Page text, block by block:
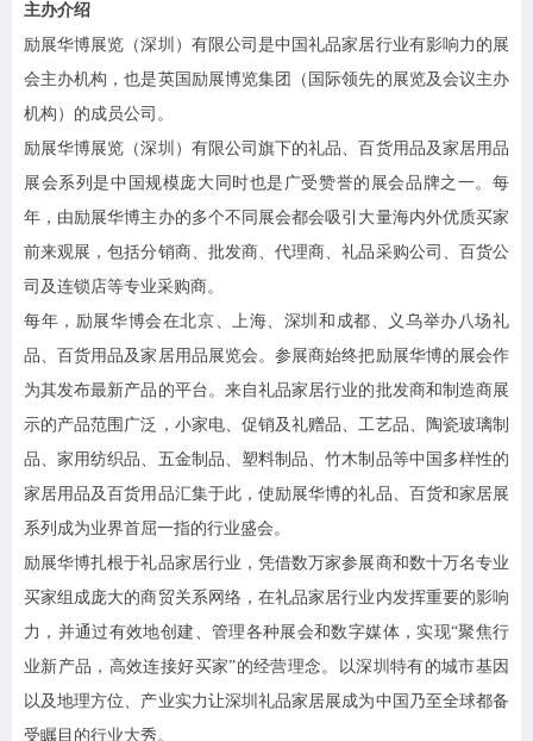
主办介绍
励展华博展览（深圳）有限公司是中国礼品家居行业有影响力的展
会主办机构，也是英国励展博览集团（国际领先的展览及会议主办
机构）的成员公司。
励展华博展览（深圳）有限公司旗下的礼品、百货用品及家居用品
展会系列是中国规模庞大同时也是广受赞誉的展会品牌之一。每
年，由励展华博主办的多个不同展会都会吸引大量海内外优质买家
前来观展，包括分销商、批发商、代理商、礼品采购公司、百货公
司及连锁店等专业采购商。
每年，励展华博会在北京、上海、深圳和成都、义乌举办八场礼
品、百货用品及家居用品展览会。参展商始终把励展华博的展会作
为其发布最新产品的平台。来自礼品家居行业的批发商和制造商展
示的产品范围广泛，小家电、促销及礼赠品、工艺品、陶瓷玻璃制
品、家用纺织品、五金制品、塑料制品、竹木制品等中国多样性的
家居用品及百货用品汇集于此，使励展华博的礼品、百货和家居展
系列成为业界首屈一指的行业盛会。
励展华博扎根于礼品家居行业，凭借数万家参展商和数十万名专业
买家组成庞大的商贸关系网络，在礼品家居行业内发挥重要的影响
力，并通过有效地创建、管理各种展会和数字媒体，实现“聚焦行
业新产品，高效连接好买家”的经营理念。以深圳特有的城市基因
以及地理方位、产业实力让深圳礼品家居展成为中国乃至全球都备
受瞩目的行业大秀。